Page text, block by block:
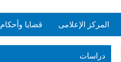
المركز الإعلامى قضايا وأحكام
دراسات